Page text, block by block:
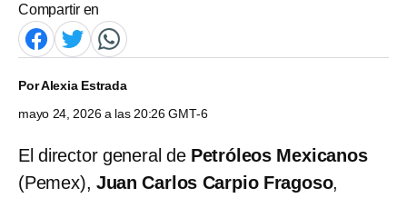
Compartir en
PorAlexia Estrada
mayo 24, 2026 a las 20:26 GMT-6
El director general de Petróleos Mexicanos
(Pemex), Juan Carlos Carpio Fragoso,